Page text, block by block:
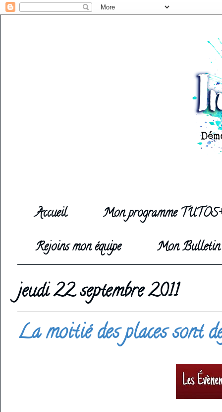
Accueil
Mon programme
Rejoins mon équipe
Mon
jeudi 22 septembre 2011
La moitié des places sont